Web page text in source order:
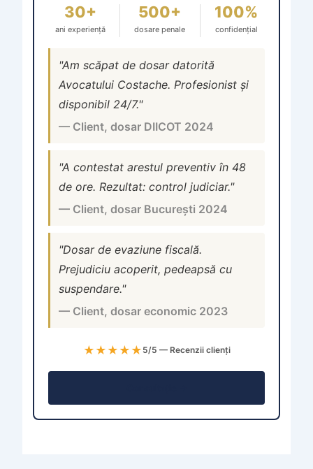
30+
ani experiență
500+
dosare penale
100%
confidențial
"Am scăpat de dosar datorită
Avocatului Costache. Profesionist și
disponibil 24/7."
— Client, dosar DIICOT 2024
"A contestat arestul preventiv în 48
de ore. Rezultat: control judiciar."
— Client, dosar București 2024
"Dosar de evaziune fiscală.
Prejudiciu acoperit, pedeapsă cu
suspendare."
— Client, dosar economic 2023
★★★★★ 5/5 — Recenzii clienți